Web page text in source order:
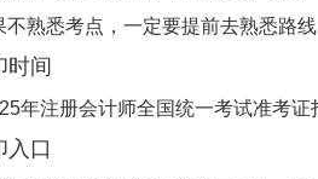
不熟悉考点，一定要提前去熟悉路线
时间
年注册会计师全国统一考试准考
入口